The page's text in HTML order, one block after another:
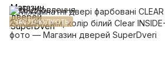
ЧАСТО КУПУЮТЬ